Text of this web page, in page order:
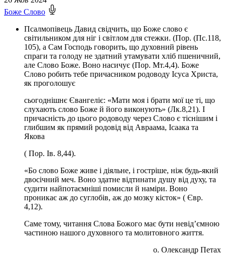
Боже Слово
Псалмопівець Давид свідчить, що Боже слово є
світильником для ніг і світлом для стежки. (Пор. (Пс.118,
105), а Сам Господь говорить, що духовний рівень
спраги та голоду не здатний утамувати хліб пшеничний,
але Слово Боже. Воно насичує (Пор. Мт.4,4). Боже
Слово робить тебе причасником родоводу Ісуса Христа,
як проголошує
сьогоднішнє Євангеліє: «Мати моя і брати мої це ті, що
слухають слово Боже й його виконують» (Лк.8,21). І
причасність до цього родоводу через Слово є тіснішим і
глибшим як прямий родовід від Авраама, Ісаака та
Якова
( Пор. Ів. 8,44).
«Бо слово Боже живе і діяльне, і гостріше, ніж будь-який
двосічний меч. Воно здатне відтинати душу від духу, та
судити найпотаємніші помисли й наміри. Воно
проникає аж до суглобів, аж до мозку кісток» ( Євр.
4,12).
Саме тому, читання Слова Божого має бути невід’ємною
частиною нашого духовного та молитовного життя.
о. Олександр Петах